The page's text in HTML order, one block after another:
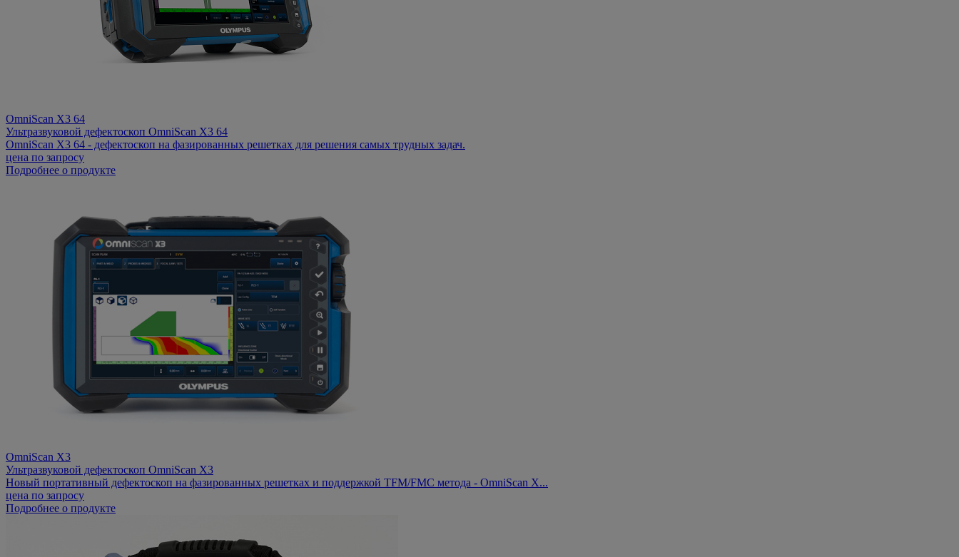
OmniScan X3 64
Ультразвуковой дефектоскоп OmniScan X3 64
OmniScan X3 64 - дефектоскоп на фазированных решетках для решения самых трудных задач.
цена по запросу
Подробнее о продукте
OmniScan X3
Ультразвуковой дефектоскоп OmniScan X3
Новый портативный дефектоскоп на фазированных решетках и поддержкой TFM/FMC метода - OmniScan X...
цена по запросу
Подробнее о продукте